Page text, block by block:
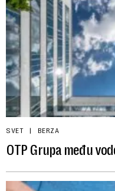
SVET BERZA
OTP Grupa među